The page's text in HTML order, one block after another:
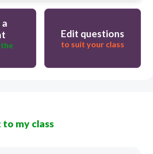
a
Edit questions
to suit your class
to my class